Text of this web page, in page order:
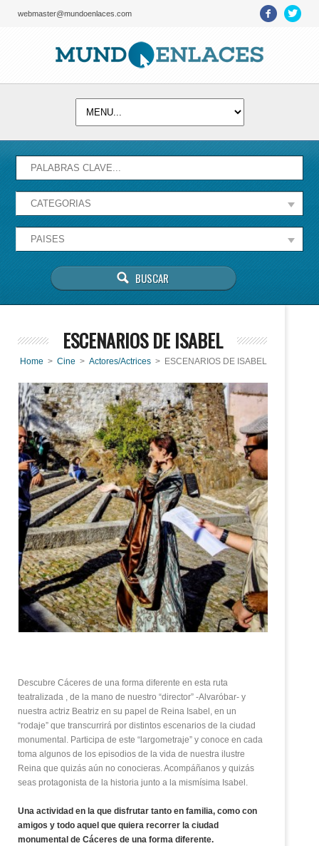
webmaster@mundoenlaces.com
ESCENARIOS DE ISABEL
Home > Cine > Actores/Actrices > ESCENARIOS DE ISABEL
Descubre Cáceres de una forma diferente en esta ruta
teatralizada , de la mano de nuestro “director” -Alvaróbar- y
nuestra actriz Beatriz en su papel de Reina Isabel, en un
“rodaje” que transcurrirá por distintos escenarios de la ciudad
monumental. Participa de este “largometraje” y conoce en cada
toma algunos de los episodios de la vida de nuestra ilustre
Reina que quizás aún no conocieras. Acompáñanos y quizás
seas protagonista de la historia junto a la mismísima Isabel.
Una actividad en la que disfrutar tanto en familia, como con
amigos y todo aquel que quiera recorrer la ciudad
monumental de Cáceres de una forma diferente.